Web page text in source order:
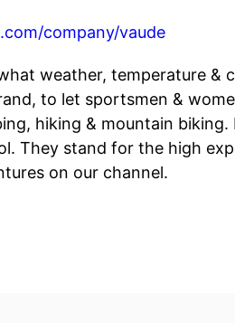
company/vaude
weather, temperature &
to let sportsmen &
hiking & mountain
They stand for the high
on our channel.